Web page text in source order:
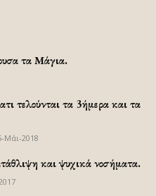
τα Μάγια.
τελούνται τα 3ήμερα και τα
Μάι-2018
και ψυχικά νοσήματα.